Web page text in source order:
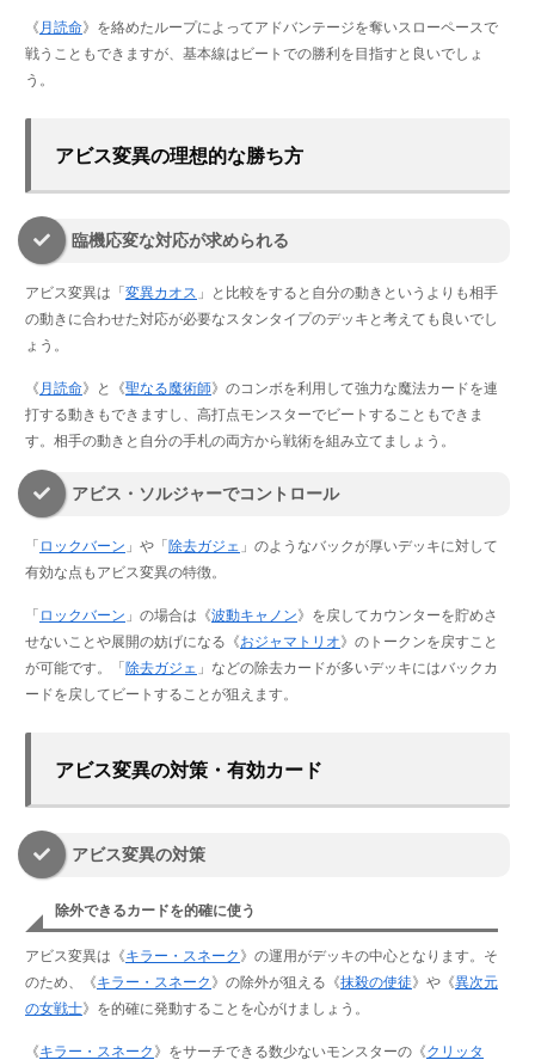
《 月読命》を絡めたループによってアドバンテージを奪いスローペースで
戦うこともできますが、基本線はビートでの勝利を目指すと良いでしょ
う。
アビス変異の理想的な勝ち方
臨機応変な対応が求められる
アビス変異は「 変異カオス 」と比較をすると自分の動きというよりも相手
の動きに合わせた対応が必要なスタンタイプのデッキと考えても良いでし
ょう。
《 月読命》と《聖なる魔術師》のコンボを利用して強力な魔法カードを連
打する動きもできますし、高打点モンスターでビートすることもできま
す。相手の動きと自分の手札の両方から戦術を組み立てましょう。
アビス・ソルジャーでコントロール
「 ロックバーン 」や「除去ガジェ 」のようなバックが厚いデッキに対して
有効な点もアビス変異の特徴。
「 ロックバーン 」の場合は《波動キャノン》を戻してカウンターを貯めさ
せないことや展開の妨げになる《おジャマトリオ》のトークンを戻すこと
が可能です。「 除去ガジェ 」などの除去カードが多いデッキにはバックカ
ードを戻してビートすることが狙えます。
アビス変異の対策・有効カード
アビス変異の対策
除外できるカードを的確に使う
アビス変異は《キラー・スネーク 》の運用がデッキの中心となります。そ
のため、《キラー・スネーク 》の除外が狙える《抹殺の使徒》や《異次元
の女戦士》を的確に発動することを心がけましょう。
《キラー・スネーク 》をサーチできる数少ないモンスターの《クリッタ